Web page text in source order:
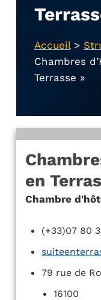
Accueil>
Chambres
Terrasse »
en
Chambre
(+33)07 80
79 rue de
16100